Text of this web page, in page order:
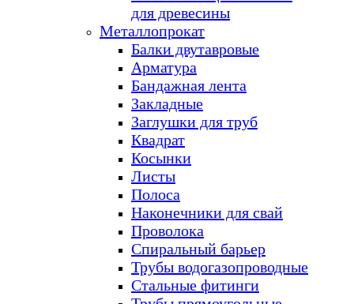
для древесины
Металлопрокат
Балки двутавровые
Арматура
Бандажная лента
Закладные
Заглушки для труб
Квадрат
Косынки
Листы
Полоса
Наконечники для свай
Проволока
Спиральный барьер
Трубы водогазопроводные
Стальные фитинги